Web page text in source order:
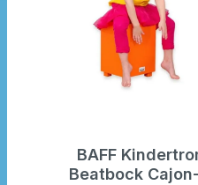
BAFF
Beatbock